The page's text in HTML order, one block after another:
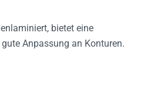
bietet eine
Anpassung an Konturen.